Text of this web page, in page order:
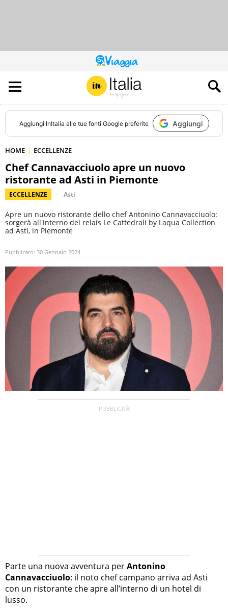
QUESTO
SITO
CONTRIBUISCE
ALL’AUDIENCE
DI
Aggiungi InItalia alle tue fonti Google preferite Aggiungi
HOME ECCELLENZE
Chef Cannavacciuolo apre un nuovo
ristorante ad Asti in Piemonte
ECCELLENZE Asti
Apre un nuovo ristorante dello chef Antonino Cannavacciuolo:
sorgerà all'interno del relais Le Cattedrali by Laqua Collection
ad Asti, in Piemonte
Pubblicato: 30 Gennaio 2024
Parte una nuova avventura perAntonino
Cannavacciuolo: il noto chef campano arriva ad Asti
con un ristorante che apre all’interno di un hotel di
lusso.